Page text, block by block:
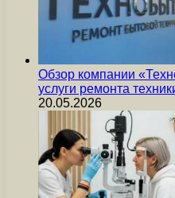
Обзор компании
услуги ремонта
20.05.2026